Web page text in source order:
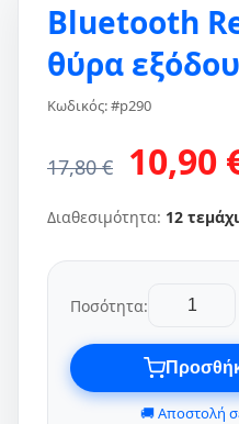
Bluetooth
θύρα
Κωδικός: #p290
17,80 € 10,90
Διαθεσιμότητα: 12
Ποσότητα:
🚚 Αποστολή